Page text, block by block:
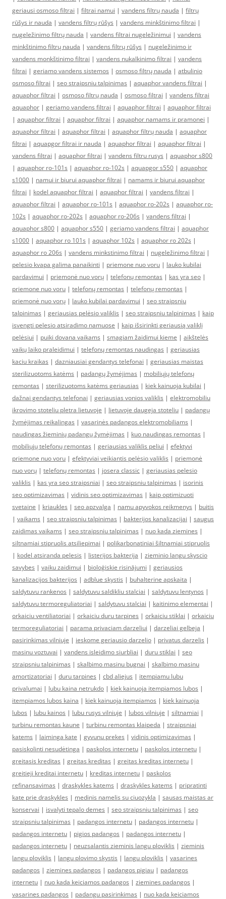
geriausi osmoso filtrai | filtrai namui | vandens filtrų nauda | filtrų
rūšys ir nauda | vandens filtrų rūšys | vandens minkštinimo filtrai |
nugeležinimo filtrų nauda | vandens filtrai nugeležinimui | vandens
minkštinimo filtrų nauda | vandens filtrų rūšys | nugeležinimo ir
vandens monkštinimo filtrai | vandens nukalkinimo filtrai | vandens
filtrai | geriamo vandens sistemos | osmoso filtrų nauda | atbulinio
osmoso filtrai | seo straipsniu talpinimas | aquaphor vandens filtrai |
aquaphor filtrai | osmoso filtrų nauda | osmoso filtrai | vandens filtrai
aquaphor | geriamo vandens filtrai | aquaphor filtrai | aquaphor filtrai
| aquaphor filtrai | aquaphor filtrai | aquaphor namams ir pramonei |
aquaphor filtrai | aquaphor filtrai | aquaphor filtrų nauda | aquaphor
filtrai | aquapgor filtrai ir nauda | aquaphor filtrai | aquaphor filtrai |
vandens filtrai | aquaphor filtrai | vandens filtru rusys | aquaphor s800
| aquaphor ro-101s | aquaphor ro-102s | aquapgor s550 | aquaphor
s1000 | namui ir biurui aquaphor filtrai | namams ir biurui aquaphor
filtrai | kodel aquaphor filtrai | aquaphor filtrai | vandens filtrai |
aquaphor filtrai | aquaphor ro-101s | aquaphor ro-202s | aquaphor ro-
102s | aquaphor ro-202s | aquaphor ro-206s | vandens filtrai |
aquaphor s800 | aquaphor s550 | geriamo vandens filtrai | aquaphor
s1000 | aquaphor ro 101s | aquaphor 102s | aquaphor ro 202s |
aquaphor ro 206s | vandens minkstinimo filtrai | nugeležinimo filtrai |
pelesio kvapa galima panaikinti | priemone nuo voru | lauko kubilai
pardavimui | priemonė nuo vorų | telefonų remontas | kas yra seo |
priemone nuo voru | telefonų remontas | telefonų remontas |
priemonė nuo vorų | lauko kubilai pardavimui | seo straipsniu
talpinimas | geriausias pelėsio valiklis | seo straipsniu talpinimas | kaip
isvengti pelesio atsiradimo namuose | kaip išsirinkti geriausią valiklį
pelėsiui | puiki dovana vaikams | smagiam žaidimui kieme | aikštelės
vaikų laiko praleidimui | telefonų remontas naudingas | geriausias
kaciu kraikas | dazniausiai gendantys telefonai | geriausias maistas
sterilizuotoms katėms | padangų žymėjimas | mobiliųjų telefonų
remontas | sterilizuotoms katėms geriausias | kiek kainuoja kubilai |
dažnai gendantys telefonai | geriausias vonios valiklis | elektromobiliu
ikrovimo stoteliu pletra lietuvoje | lietuvoje daugeja stoteliu | padangų
žymėjimas reikalingas | vasarinės padangos elektromobiliams |
naudingas žieminių padangų žymėjimas | kuo naudingas remontas |
mobiliųjų telefonų remontas | geriausias valiklis peliui | efektyvi
priemone nuo voru | efektyviai veikiantis pelėsio valiklis | priemonė
nuo vorų | telefonų remontas | josera classic | geriausias pelesio
valiklis | kas yra seo straipsniai | seo straipsniu talpinimas | isorinis
seo optimizavimas | vidinis seo optimizavimas | kaip optimizuoti
svetaine | kriaukles | seo apzvalga | namu apyvokos reikmenys | buitis
| vaikams | seo straipsniu talpinimas | bakterijos kanalizacijai | saugus
zaidimas vaikams | seo straipsniu talpinimas | nuo kada ziemines |
siltnamiai stipruolis atsiliepimai | polikarbonatiniai šiltnamiai stipruolis
| kodel atsiranda pelesis | listerijos bakterija | zieminio langu skyscio
savybes | vaiku zaidimui | bioloģiskie risinājumi | geriausios
kanalizacijos bakterijos | adblue skystis | buhalterine apskaita |
saldytuvu rankenos | saldytuvu saldikliu stalciai | saldytuvu lentynos |
saldytuvu termoreguliatoriai | saldytuvu stalciai | kaitinimo elementai |
orkaiciu ventiliatoriai | orkaiciu duru tarpines | orkaiciu stiklai | orkaiciu
termoreguliatoriai | parama privaciam darzeliui | darzeliai gelbeja |
pasirinkimas vilniuje | ieskome geriausio darzelio | privatus darzelis |
masinu voztuvai | vandens isleidimo siurbliai | duru stiklai | seo
straipsniu talpinimas | skalbimo masinu bugnai | skalbimo masinu
amortizatoriai | duru tarpines | cbd aliejus | itempiamu lubu
privalumai | lubu kaina netrukdo | kiek kainuoja itempiamos lubos |
itempiamos lubos kaina | kiek kainuoja itempiamos | kiek kainuoja
lubos | lubu kainos | lubu rusys vilniuje | lubos vilniuje | siltnamiai |
turbinu remontas kaune | turbinu remontas klaipeda | straipsniai
katems | laiminga kate | gyvunu prekes | vidinis optimizavimas |
pasiskolinti nesudėtinga | paskolos internetu | paskolos internetu |
greitasis kreditas | greitas kreditas | greitas kreditas internetu |
greitieji kreditai internetu | kreditas internetu | paskolos
refinansavimas | draskykles katems | draskykles katems | pripratinti
kate prie draskykles | medinis namelis su ciuozykla | sausas maistas ar
konservai | isvalyti tepalo demes | seo straipsniu talpinimas | seo
straipsniu talpinimas | padangos internetu | padangos internetu |
padangos internetu | pigios padangos | padangos internetu |
padangos internetu | neuzsalantis zieminis langu ploviklis | zieminis
langu ploviklis | langu plovimo skystis | langu ploviklis | vasarines
padangos | ziemines padangos | padangos pigiau | padangos
internetu | nuo kada keiciamos padangos | ziemines padangos |
vasarines padangos | padangu pasirinkimas | nuo kada keiciamos